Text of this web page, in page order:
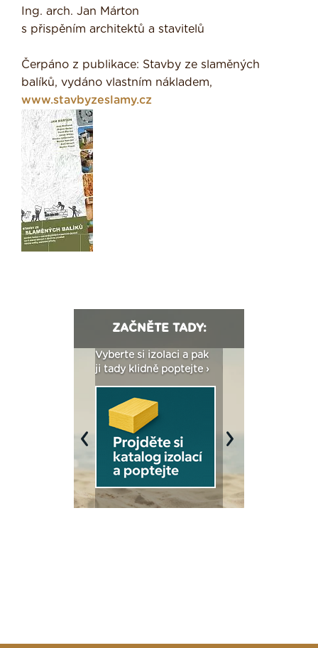
Ing. arch. Jan Márton
s přispěním architektů a stavitelů
Čerpáno z publikace: Stavby ze slaměných
balíků, vydáno vlastním nákladem,
www.stavbyzeslamy.cz
ZAČNĚTE TADY:
Vyberte si izolaci a pak
ji tady klidně poptejte ›
Previous Next